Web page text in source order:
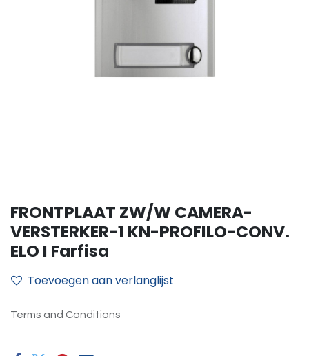
FRONTPLAAT ZW/W CAMERA-
VERSTERKER-1 KN-PROFILO-CONV.
ELO I Farfisa
Toevoegen aan verlanglijst
Terms and Conditions